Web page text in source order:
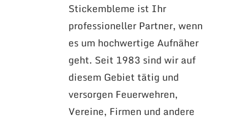
Stickembleme ist Ihr
professioneller Partner, wenn
es um hochwertige Aufnäher
geht. Seit 1983 sind wir auf
diesem Gebiet tätig und
versorgen Feuerwehren,
Vereine, Firmen und andere